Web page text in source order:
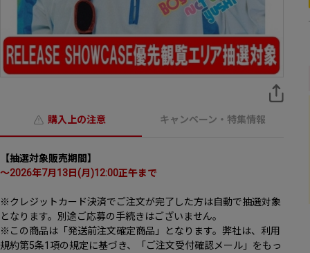
購入上の注意 キャンペーン・特集情報
【抽選対象販売期間】
～2026年7月13日(月)12:00正午まで
※クレジットカード決済でご注文が完了した方は自動で抽選対象
となります。別途ご応募の手続きはございません。
※この商品は「発送前注文確定商品」となります。弊社は、利用
規約第5条1項の規定に基づき、「ご注文受付確認メール」をもっ